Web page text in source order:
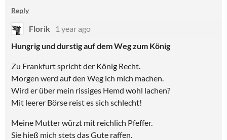
Reply
Florik
1 year ago
Hungrig und durstig auf dem Weg zum König
Zu Frankfurt spricht der König Recht.
Morgen werd auf den Weg ich mich machen.
Wird er über mein rissiges Hemd wohl lachen?
Mit leerer Börse reist es sich schlecht!
Meine Mutter würzt mit reichlich Pfeffer.
Sie hieß mich stets das Gute raffen.